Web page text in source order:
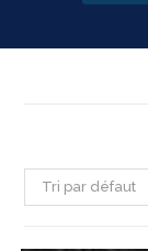
Tri par défaut